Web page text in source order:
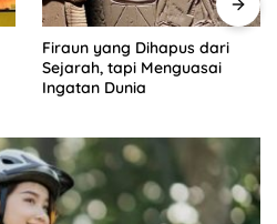
Firaun yang Dihapus dari
Sejarah, tapi Menguasai
Ingatan Dunia